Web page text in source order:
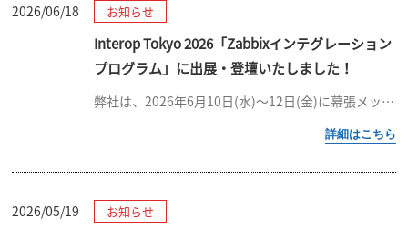
2026/06/18 お知らせ
Interop Tokyo 2026「Zabbixインテグレーション
プログラム」に出展・登壇いたしました！
弊社は、2026年6月10日(水)〜12日(金)に幕張メッセにて開催されました Interop Tokyo 2026 「Zabbixインテグレーションプログラム」エリアに出展いたしました。 会場には多くの方にご来場いただ […]
2026/05/19 お知らせ